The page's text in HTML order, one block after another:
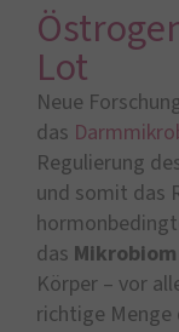
Lot
Neue
das
Regulierung
und somit das
das
Körper – vor
richtige Menge